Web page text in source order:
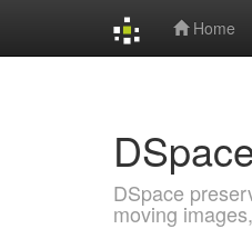
Home
DSpace
moving